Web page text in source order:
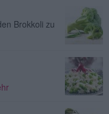
Brokkoli zu